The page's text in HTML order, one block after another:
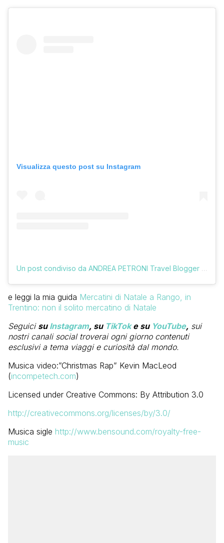
Visualizza questo post su Instagram
Un post condiviso da ANDREA PETRONI Travel Blogger (@vologratis)
e leggi la mia guida Mercatini di Natale a Rango, in
Trentino: non il solito mercatino di Natale
Seguici su Instagram, su TikToke su YouTube, sui
nostri canali social troverai ogni giorno contenuti
esclusivi a tema viaggi e curiosità dal mondo.
Musica video:”Christmas Rap” Kevin MacLeod
(incompetech.com)
Licensed under Creative Commons: By Attribution 3.0
http://creativecommons.org/licenses/by/3.0/
Musica sigle http://www.bensound.com/royalty-free-
music